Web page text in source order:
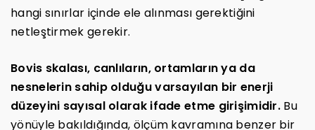
hangi sınırlar içinde ele alınması gerektiğini
netleştirmek gerekir.
Bovis skalası, canlıların, ortamların ya da
nesnelerin sahip olduğu varsayılan bir enerji
düzeyini sayısal olarak ifade etme girişimidir. Bu
yönüyle bakıldığında, ölçüm kavramına benzer bir